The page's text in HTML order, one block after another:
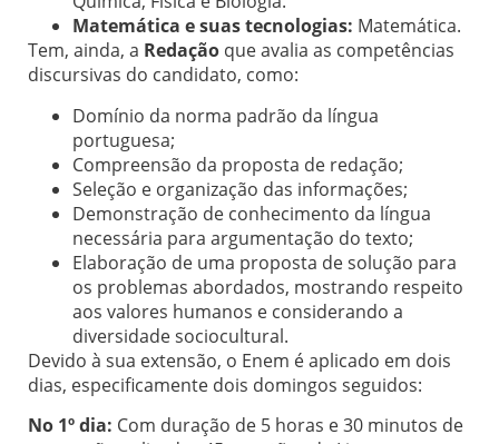
Matemática e suas tecnologias: Matemática.
Tem, ainda, a Redação que avalia as competências
discursivas do candidato, como:
Domínio da norma padrão da língua
portuguesa;
Compreensão da proposta de redação;
Seleção e organização das informações;
Demonstração de conhecimento da língua
necessária para argumentação do texto;
Elaboração de uma proposta de solução para
os problemas abordados, mostrando respeito
aos valores humanos e considerando a
diversidade sociocultural.
Devido à sua extensão, o Enem é aplicado em dois
dias, especificamente dois domingos seguidos:
No 1º dia: Com duração de 5 horas e 30 minutos de